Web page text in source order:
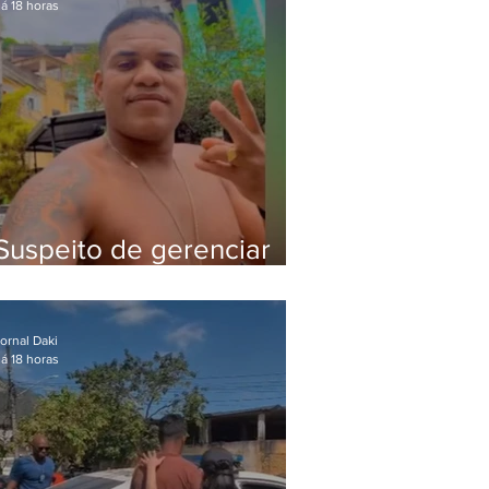
de gerenciar
meses foragido
18 horas
Daki
18 horas